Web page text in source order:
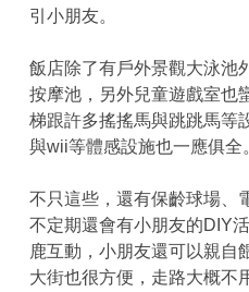
引小朋友。
飯店除了有戶外景觀大泳池
按摩池，另外兒童遊戲室也
梯跟許多搖搖馬與跳跳馬等
與wii等體感設施也一應俱全
不只這些，還有保齡球場、
不定期還會有小朋友的DIY
鹿互動，小朋友還可以親自
大街也很方便，走路大概不